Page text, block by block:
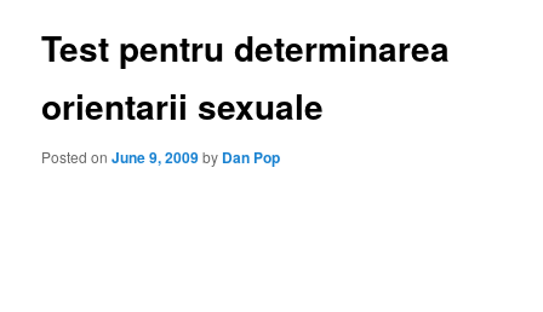
Test pentru determinarea
orientarii sexuale
Posted onJune 9, 2009by Dan Pop